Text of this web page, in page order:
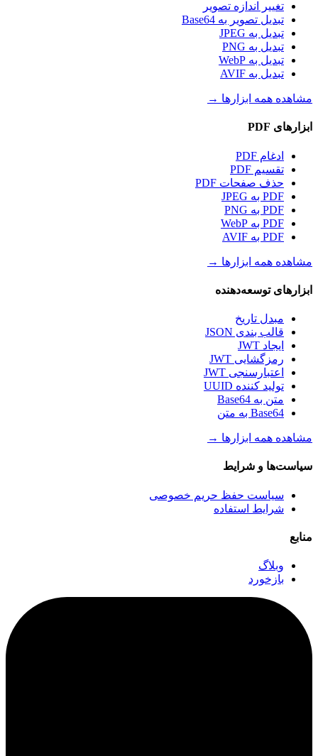
تغییر اندازه تصویر
تبدیل تصویر به Base64
تبدیل به JPEG
تبدیل به PNG
تبدیل به WebP
تبدیل به AVIF
مشاهده همه ابزارها →
ابزارهای PDF
ادغام PDF
تقسیم PDF
حذف صفحات PDF
PDF به JPEG
PDF به PNG
PDF به WebP
PDF به AVIF
مشاهده همه ابزارها →
ابزارهای توسعه‌دهنده
مبدل تاریخ
قالب بندی JSON
ایجاد JWT
رمزگشایی JWT
اعتبارسنجی JWT
تولید کننده UUID
متن به Base64
Base64 به متن
مشاهده همه ابزارها →
سیاست‌ها و شرایط
سیاست حفظ حریم خصوصی
شرایط استفاده
منابع
وبلاگ
بازخورد